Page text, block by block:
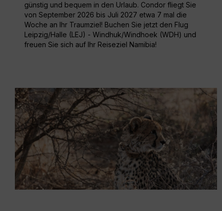
günstig und bequem in den Urlaub. Condor fliegt Sie
von September 2026 bis Juli 2027 etwa 7 mal die
Woche an Ihr Traumziel! Buchen Sie jetzt den Flug
Leipzig/Halle (LEJ) - Windhuk/Windhoek (WDH) und
freuen Sie sich auf Ihr Reiseziel Namibia!